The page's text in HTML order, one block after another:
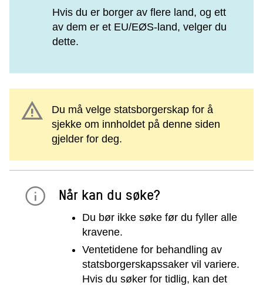
Hvis du er borger av flere land, og ett
av dem er et EU/EØS-land, velger du
dette.
warning
Du må velge statsborgerskap for å
sjekke om innholdet på denne siden
gjelder for deg.
Når kan du søke?
Du bør ikke søke før du fyller alle
kravene.
Ventetidene for behandling av
statsborgerskapssaker vil variere.
Hvis du søker for tidlig, kan det